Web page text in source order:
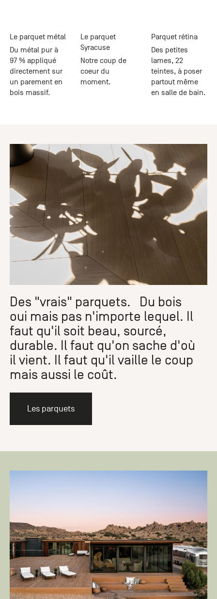
Le parquet métal
Du métal pur à
97 % appliqué
directement sur
un parement en
bois massif.
Le parquet
Syracuse
Notre coup de
coeur du
moment.
Parquet rétina
Des petites
lames, 22
teintes, à poser
partout même
en salle de bain.
Des "vrais" parquets. Du bois
oui mais pas n'importe lequel. Il
faut qu'il soit beau, sourcé,
durable. Il faut qu'on sache d'où
il vient. Il faut qu'il vaille le coup
mais aussi le coût.
Les parquets
22, route
de
Mantes -
78240
Chambourcy